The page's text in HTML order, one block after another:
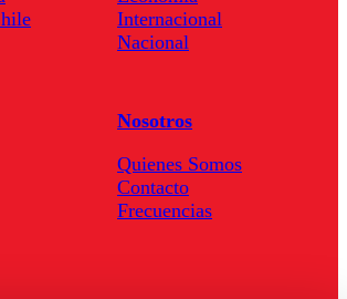
Internacional
Nacional
Nosotros
Quienes Somos
Contacto
Frecuencias